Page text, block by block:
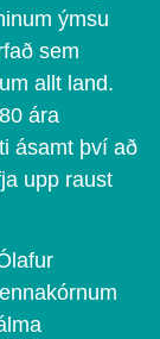
ýmsu
sem
allt land.
ára
ásamt því að
upp raust